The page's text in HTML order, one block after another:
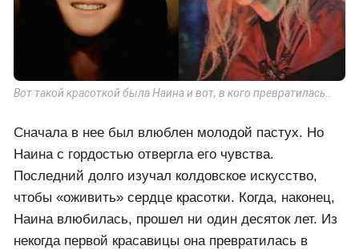
Вот такой красоткой была Наина и вот, в кого превратилась..
Сначала в нее был влюблен молодой пастух. Но
Наина с гордостью отвергла его чувства.
Последний долго изучал колдовское искусство,
чтобы «оживить» сердце красотки. Когда, наконец,
Наина влюбилась, прошел ни один десяток лет. Из
некогда первой красавицы она превратилась в